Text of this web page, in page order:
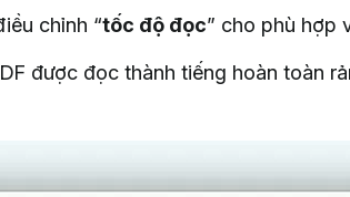
chỉnh “tốc độ đọc” cho phù hợp
được đọc thành tiếng hoàn toàn